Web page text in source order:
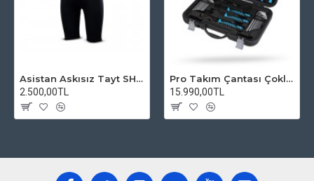
Asistan Askısız Tayt SH20 Pedli Siyah
2.500,00TL
Pro Takım Çantası Çoklu Tamir Seti
15.990,00TL